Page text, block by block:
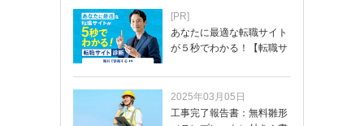
[PR]
あなたに最適な転職サイト
が５秒でわかる！【転職サ
2025年03月05日
工事完了報告書：無料雛形